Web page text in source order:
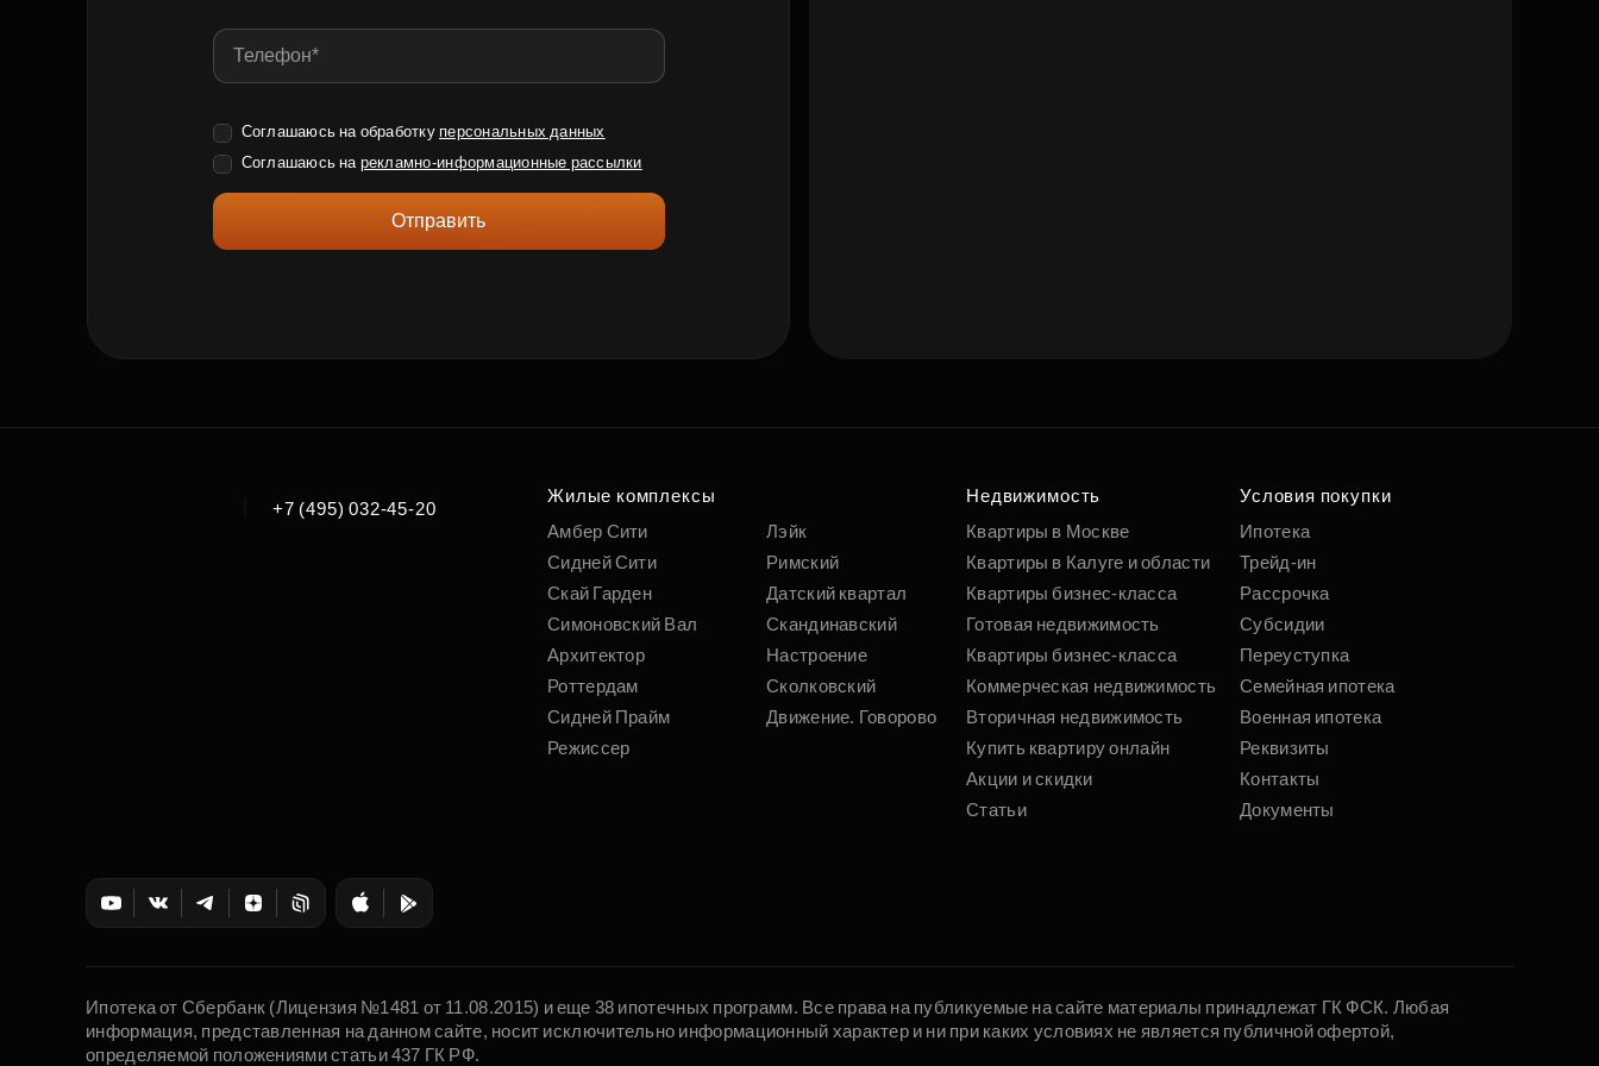
Соглашаюсь на обработку персональных данных
Соглашаюсь на рекламно-информационные рассылки
Отправить
+7 (495) 032-45-20
Жилые комплексы
Амбер Сити
Сидней Сити
Скай Гарден
Симоновский Вал
Архитектор
Роттердам
Сидней Прайм
Режиссер
Лэйк
Римский
Датский квартал
Скандинавский
Настроение
Сколковский
Движение. Говорово
Недвижимость
Квартиры в Москве
Квартиры в Калуге и области
Квартиры бизнес-класса
Готовая недвижимость
Квартиры бизнес-класса
Коммерческая недвижимость
Вторичная недвижимость
Купить квартиру онлайн
Акции и скидки
Статьи
Условия покупки
Ипотека
Трейд-ин
Рассрочка
Субсидии
Переуступка
Семейная ипотека
Военная ипотека
Реквизиты
Контакты
Документы
Ипотека от Сбербанк (Лицензия №1481 от 11.08.2015) и еще 38 ипотечных программ. Все права на публикуемые на сайте материалы принадлежат ГК ФСК. Любая
информация, представленная на данном сайте, носит исключительно информационный характер и ни при каких условиях не является публичной офертой,
определяемой положениями статьи 437 ГК РФ.